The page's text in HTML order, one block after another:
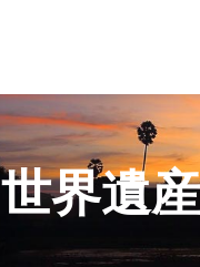
世界遺